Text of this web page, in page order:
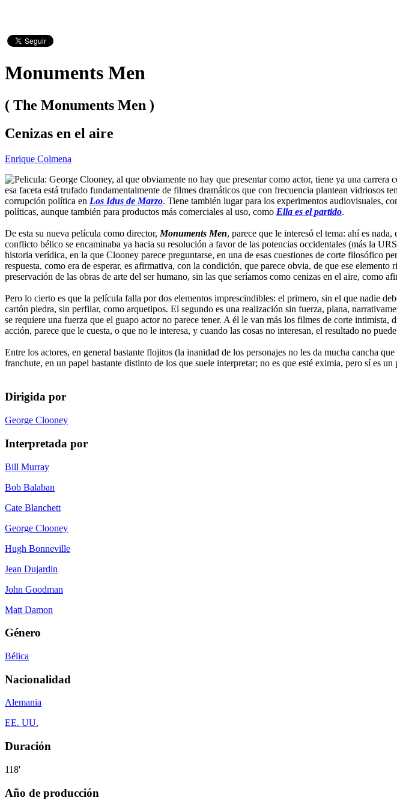
Monuments Men
( The Monuments Men )
Cenizas en el aire
Enrique Colmena
George Clooney, al que obviamente no hay que presentar como actor, tiene ya una
esa faceta está trufado fundamentalmente de filmes dramáticos que con frecuencia plantean vidriosos
corrupción política en Los Idus de Marzo. Tiene también lugar para los experimentos audiovisuales,
políticas, aunque también para productos más comerciales al uso, como Ella es el partido.
De esta su nueva película como director, Monuments Men, parece que le interesó el tema: ahí es
conflicto bélico se encaminaba ya hacia su resolución a favor de las potencias occidentales (más la
historia verídica, en la que Clooney parece preguntarse, en una de esas cuestiones de corte filosófico
respuesta, como era de esperar, es afirmativa, con la condición, que parece obvia, de que ese
preservación de las obras de arte del ser humano, sin las que seríamos como cenizas en el aire, como
Pero lo cierto es que la película falla por dos elementos imprescindibles: el primero, sin el que nadie
cartón piedra, sin perfilar, como arquetipos. El segundo es una realización sin fuerza, plana,
se requiere una fuerza que el guapo actor no parece tener. A él le van más los filmes de corte
acción, parece que le cuesta, o que no le interesa, y cuando las cosas no interesan, el resultado no
Entre los actores, en general bastante flojitos (la inanidad de los personajes no les da mucha cancha
franchute, en un papel bastante distinto de los que suele interpretar; no es que esté eximia, pero sí es
Dirigida por
George Clooney
Interpretada por
Bill Murray
Bob Balaban
Cate Blanchett
George Clooney
Hugh Bonneville
Jean Dujardin
John Goodman
Matt Damon
Género
Bélica
Nacionalidad
Alemania
EE. UU.
Duración
118'
Año de producción